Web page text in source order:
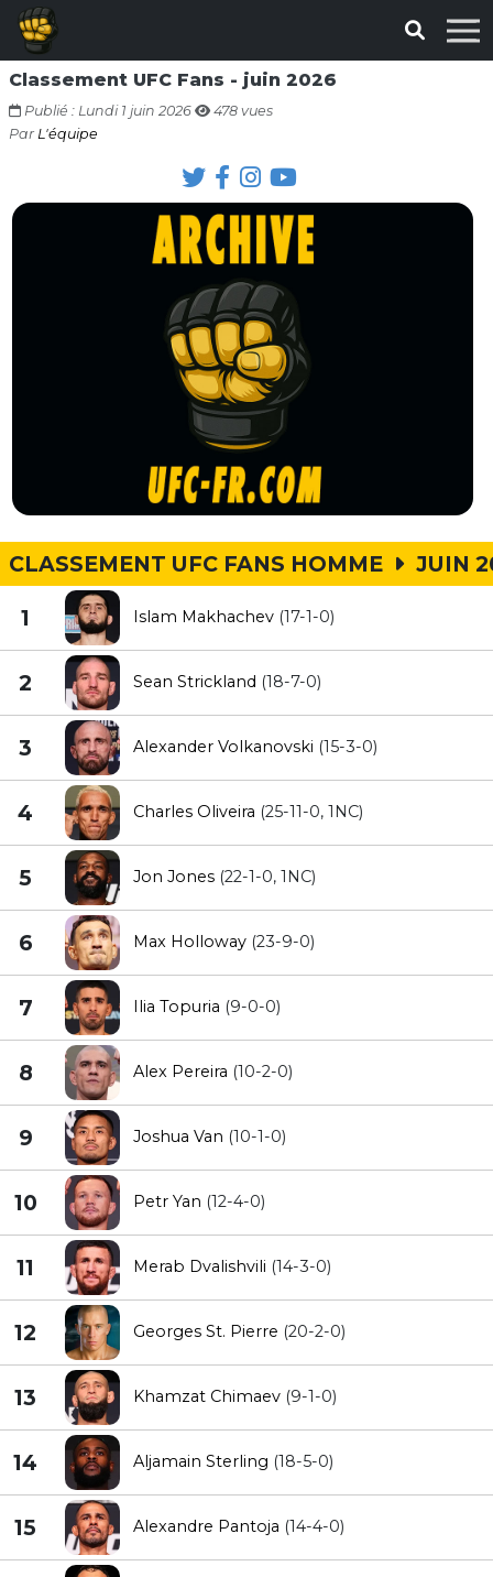
Classement UFC Fans - juin 2026
Publié : Lundi 1 juin 2026
478 vues
Par L'équipe
CLASSEMENT UFC FANS HOMME JUIN
1 Islam Makhachev (17-1-0)
2 Sean Strickland (18-7-0)
3 Alexander Volkanovski (15-3-0)
4 Charles Oliveira (25-11-0, 1NC)
5 Jon Jones (22-1-0, 1NC)
6 Max Holloway (23-9-0)
7 Ilia Topuria (9-0-0)
8 Alex Pereira (10-2-0)
9 Joshua Van (10-1-0)
10 Petr Yan (12-4-0)
11 Merab Dvalishvili (14-3-0)
12 Georges St. Pierre (20-2-0)
13 Khamzat Chimaev (9-1-0)
14 Aljamain Sterling (18-5-0)
15 Alexandre Pantoja (14-4-0)